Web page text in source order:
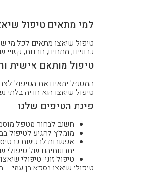
למי מתאים טיפול
טיפול שיאצו מתאים לכל מי
כרוניים, מתחים, חרדות, קשיי
טיפול מותאם אישית
המטפל יתאים את הטיפול
טיפול שיאצו הוא חוויה
פינת הטיפים שלנו
חשוב לבחור מטפל
מומלץ להגיע לטיפול
אפשרות לרכישת
יתרונותיהם של
טיפול זוגי: טיפולי
טיפולי שיאצו בספא בן עמי –